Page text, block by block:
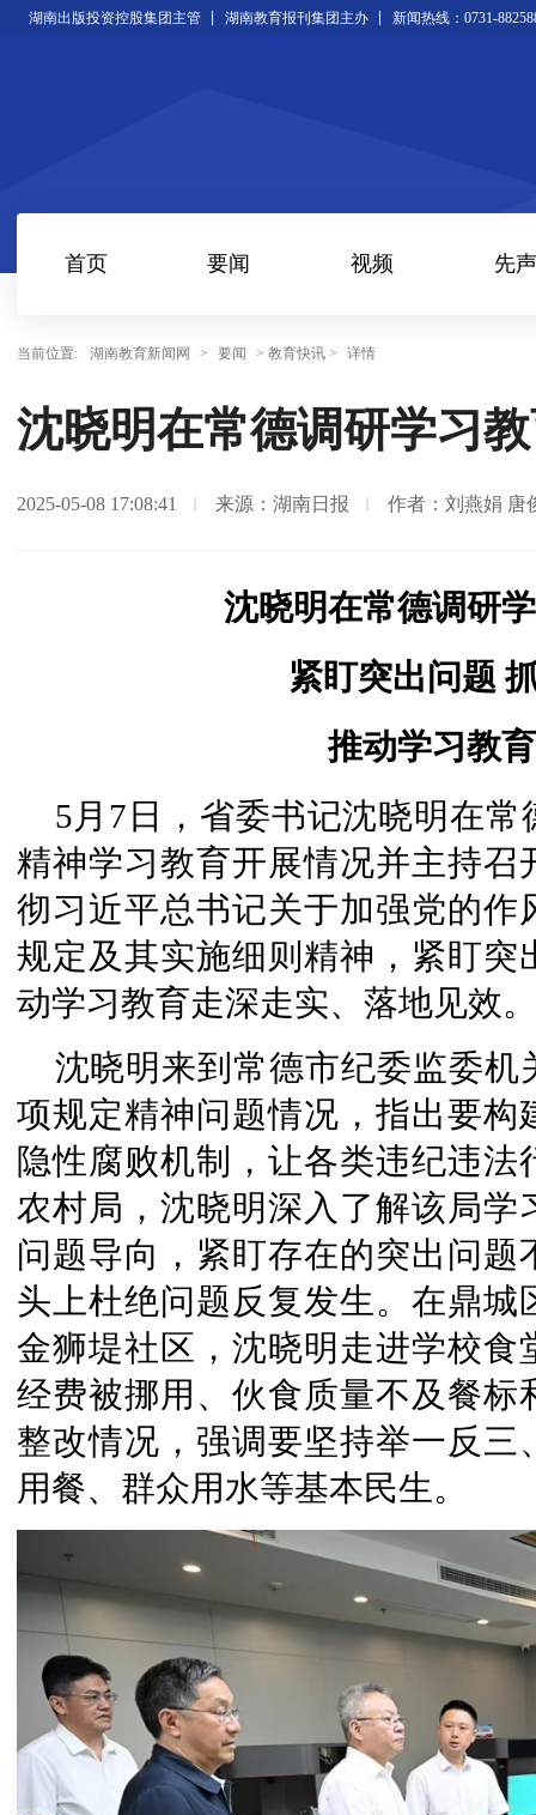
湖南出版投资控股集团主管 湖南教育报刊集团主办 新闻热线：0731-
首页 要闻 视频 先声
当前位置: 湖南教育新闻网 > 要闻 > 教育快讯 > 详情
沈晓明在常德调研学习
2025-05-08 17:08:41 来源：湖南日报 作者：刘燕娟 唐
沈晓明在常德调研
紧盯突出问题
推动学习教
5月7日，省委书记沈晓明在
精神学习教育开展情况并主持
彻习近平总书记关于加强党的
规定及其实施细则精神，紧盯
动学习教育走深走实、落地见效。
沈晓明来到常德市纪委监委
项规定精神问题情况，指出要
隐性腐败机制，让各类违纪违
农村局，沈晓明深入了解该局
问题导向，紧盯存在的突出问
头上杜绝问题反复发生。在鼎
金狮堤社区，沈晓明走进学校
经费被挪用、伙食质量不及餐
整改情况，强调要坚持举一反
用餐、群众用水等基本民生。